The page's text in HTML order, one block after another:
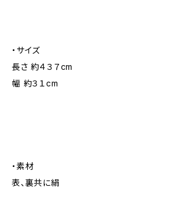
・サイズ
長さ 約４３７cm
幅 約３１cm
・素材
表、裏共に絹